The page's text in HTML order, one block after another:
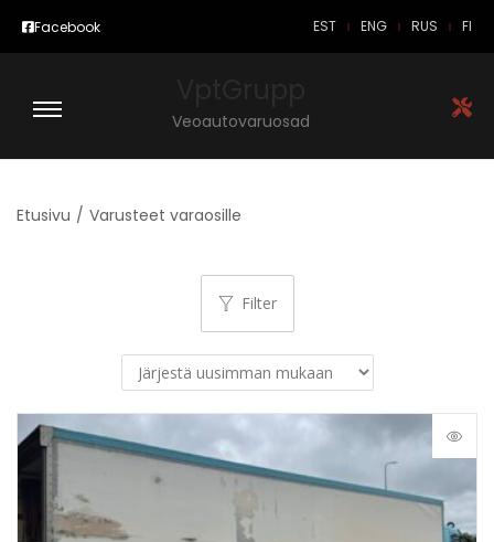
Facebook EST ENG RUS FI
Veoautovaruosad
Etusivu / Varusteet varaosille
Filter